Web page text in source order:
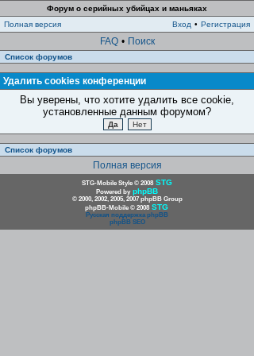
Форум о серийных убийцах и маньяках
Полная версия
Вход • Регистрация
FAQ • Поиск
Список форумов
Удалить cookies конференции
Вы уверены, что хотите удалить все cookie,
установленные данным форумом?
Список форумов
Полная версия
STG-Mobile Style © 2008 STG
Powered by phpBB
© 2000, 2002, 2005, 2007 phpBB Group
phpBB-Mobile © 2008 STG
Русская поддержка phpBB
phpBB SEO